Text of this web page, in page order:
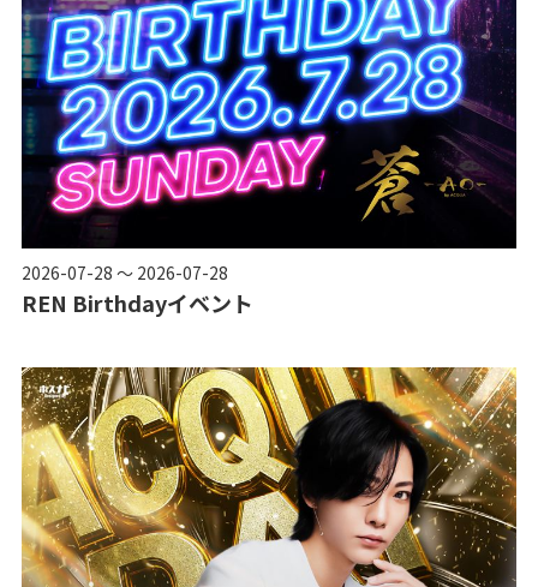
2026-07-28 ～ 2026-07-28
REN Birthdayイベント